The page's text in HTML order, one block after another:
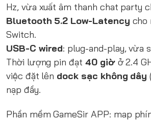
Hz, vừa xuất âm thanh chat party
Bluetooth 5.2 Low-Latency cho
Switch.
USB-C wired: plug-and-play, vừa
Thời lượng pin đạt 40 giờở 2.4
việc đặt lên dock sạc không dây
nạp đầy.
Phần mềm GameSir APP: map